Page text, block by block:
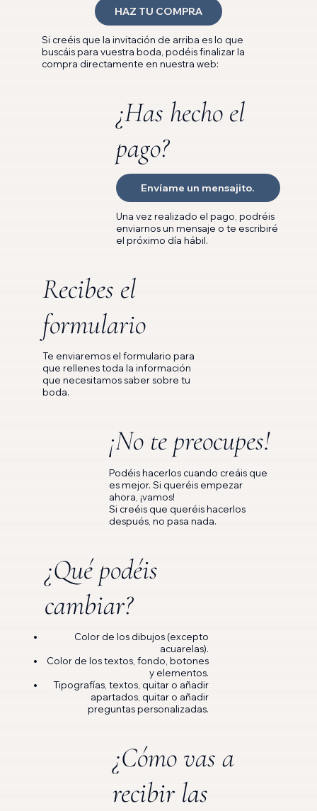
Si creéis que la invitación de arriba es lo que
buscáis para vuestra boda, podéis finalizar la
compra directamente en nuestra web:
HAZ TU COMPRA
¿Has hecho el
pago?
Una vez realizado el pago, podréis
enviarnos un mensaje o te escribiré
el próximo día hábil.
Envíame un mensajito.
Recibes el
formulario
Te enviaremos el formulario para
que rellenes toda la información
que necesitamos saber sobre tu
boda.
¡No te preocupes!
Podéis hacerlos cuando creáis que
es mejor. Si queréis empezar
ahora, ¡vamos!
Si creéis que queréis hacerlos
después, no pasa nada.
¿Qué podéis
cambiar?
Color de los dibujos (excepto
acuarelas).
Color de los textos, fondo, botones
y elementos.
Tipografías, textos, quitar o añadir
apartados, quitar o añadir
preguntas personalizadas.
¿Cómo vas a
recibir las